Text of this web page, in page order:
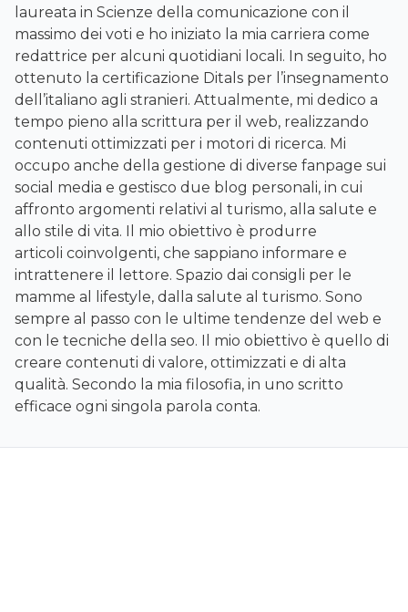
laureata in Scienze della comunicazione con il
massimo dei voti e ho iniziato la mia carriera come
redattrice per alcuni quotidiani locali. In seguito, ho
ottenuto la certificazione Ditals per l’insegnamento
dell’italiano agli stranieri. Attualmente, mi dedico a
tempo pieno alla scrittura per il web, realizzando
contenuti ottimizzati per i motori di ricerca. Mi
occupo anche della gestione di diverse fanpage sui
social media e gestisco due blog personali, in cui
affronto argomenti relativi al turismo, alla salute e
allo stile di vita. Il mio obiettivo è produrre
articoli coinvolgenti, che sappiano informare e
intrattenere il lettore. Spazio dai consigli per le
mamme al lifestyle, dalla salute al turismo. Sono
sempre al passo con le ultime tendenze del web e
con le tecniche della seo. Il mio obiettivo è quello di
creare contenuti di valore, ottimizzati e di alta
qualità. Secondo la mia filosofia, in uno scritto
efficace ogni singola parola conta.